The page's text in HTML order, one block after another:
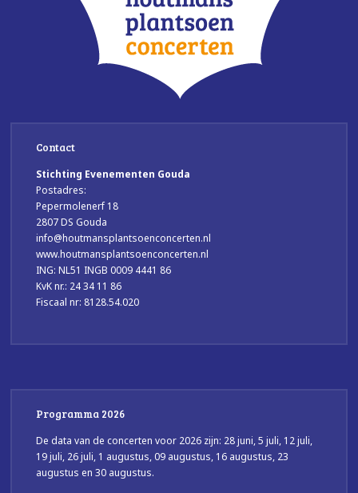
Contact
Stichting Evenementen Gouda
Postadres:
Pepermolenerf 18
2807 DS Gouda
info@houtmansplantsoenconcerten.nl
www.houtmansplantsoenconcerten.nl
ING: NL51 INGB 0009 4441 86
KvK nr.: 24 34 11 86
Fiscaal nr: 8128.54.020
Programma 2026
De data van de concerten voor 2026 zijn: 28 juni, 5 juli, 12 juli,
19 juli, 26 juli, 1 augustus, 09 augustus, 16 augustus, 23
augustus en 30 augustus.